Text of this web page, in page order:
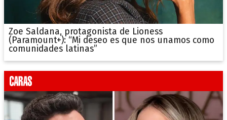
Zoe Saldana, protagonista de Lioness
(Paramount+): “Mi deseo es que nos unamos como
comunidades latinas”